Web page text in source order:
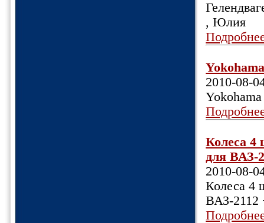
, Юлия
2010-08-
Колеса 4
для ВАЗ-
2010-08-
Колеса 4
ВАЗ-2112